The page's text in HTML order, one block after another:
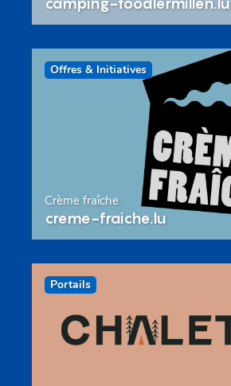
Offres & Initiatives
Crème fraîche
creme-fraiche.lu
Portails